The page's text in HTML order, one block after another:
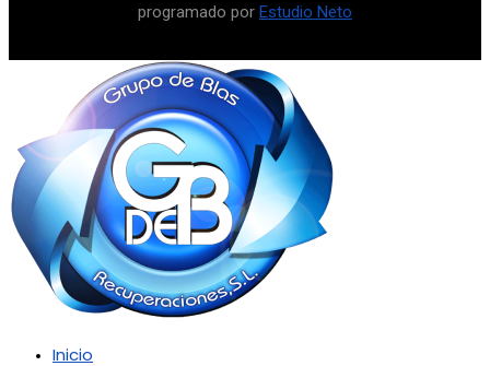
programado por Estudio Neto
Inicio